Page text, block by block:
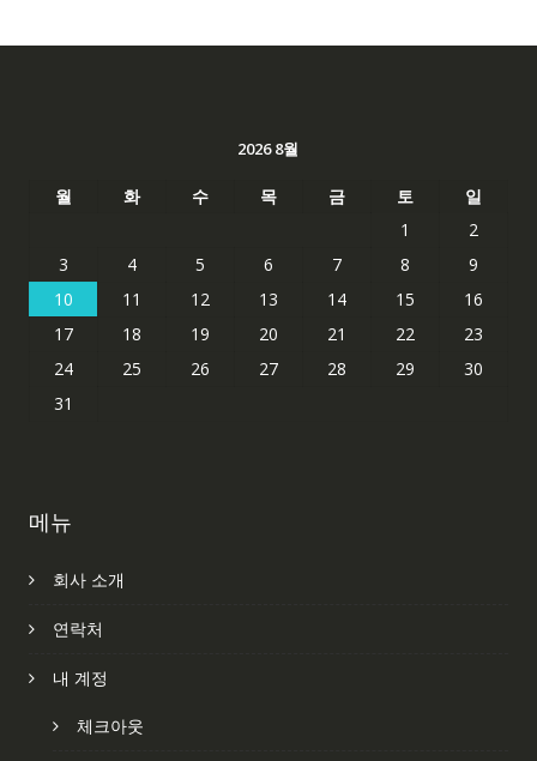
2026 8월
월 화 수 목 금 토
일
1
2
3
4 5 6 7 8
9
10
11 12 13 14 15
16
17
18 19 20 21 22
23
24
25 26 27 28 29
30
31
메뉴
회사 소개
연락처
내 계정
체크아웃